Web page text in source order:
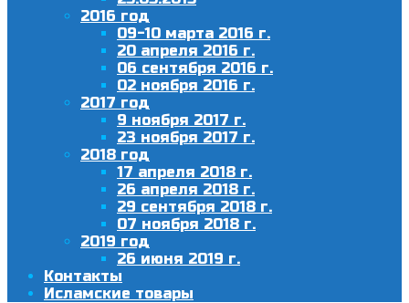
2016 год
09-10 марта 2016 г.
20 апреля 2016 г.
06 сентября 2016 г.
02 ноября 2016 г.
2017 год
9 ноября 2017 г.
23 ноября 2017 г.
2018 год
17 апреля 2018 г.
26 апреля 2018 г.
29 сентября 2018 г.
07 ноября 2018 г.
2019 год
26 июня 2019 г.
Контакты
Исламские товары